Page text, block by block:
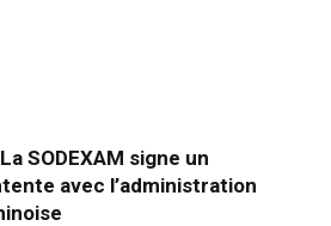
SODEXAM signe un
avec l’administration